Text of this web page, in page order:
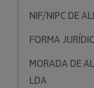
NIF/NIPC DE
FORMA
MORADA DE
LDA